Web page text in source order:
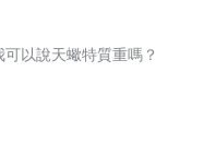
以說天蠍特質重嗎？